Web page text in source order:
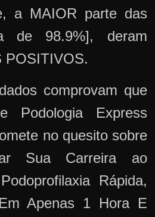
a MAIOR parte das
de 98.9%], deram
POSITIVOS.
comprovam que
Podologia Express
no quesito sobre
Sua Carreira ao
Rápida,
Apenas 1 Hora E